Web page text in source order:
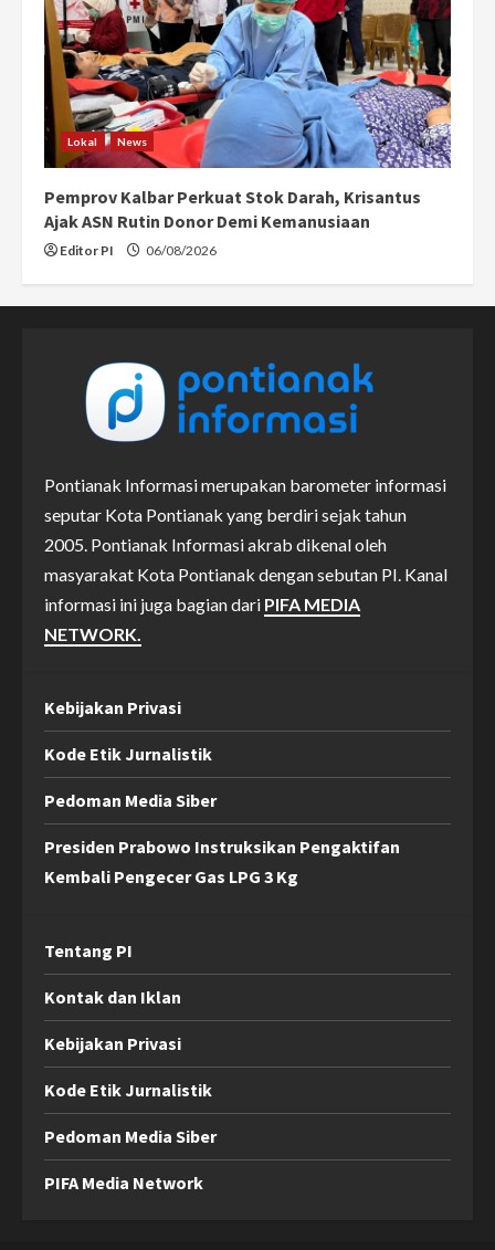
Lokal News
Pemprov Kalbar Perkuat Stok Darah, Krisantus
Ajak ASN Rutin Donor Demi Kemanusiaan
Editor PI 06/08/2026
Pontianak Informasi merupakan barometer informasi
seputar Kota Pontianak yang berdiri sejak tahun
2005. Pontianak Informasi akrab dikenal oleh
masyarakat Kota Pontianak dengan sebutan PI. Kanal
informasi ini juga bagian dari PIFA MEDIA
NETWORK.
Kebijakan Privasi
Kode Etik Jurnalistik
Pedoman Media Siber
Presiden Prabowo Instruksikan Pengaktifan
Kembali Pengecer Gas LPG 3 Kg
Tentang PI
Kontak dan Iklan
Kebijakan Privasi
Kode Etik Jurnalistik
Pedoman Media Siber
PIFA Media Network